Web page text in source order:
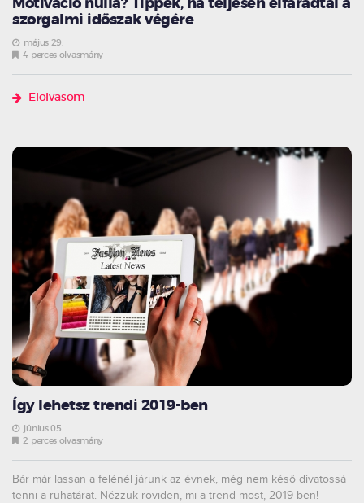
Motiváció nulla? Tippek, ha teljesen elfáradtál a
szorgalmi időszak végére
május 29.
4 perces olvasmány
Elolvasom
Így lehetsz trendi 2019-ben
június 05.
2 perces olvasmány
Bár már lassan a felénél járunk az évnek, még nem késő divatossá
tenni a ruhatárat. Nézzük röviden, mi a trend most, 2019-ben!